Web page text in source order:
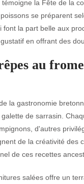
la Fête de la
se préparent
la part belle aux
en offrant des
au
la gastronomie
de sarrasin.
d'autres
de la créativité des
de ces recettes
salées offre un